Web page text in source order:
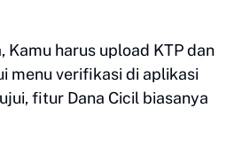
Kamu harus upload KTP dan
menu verifikasi di aplikasi
fitur Dana Cicil biasanya